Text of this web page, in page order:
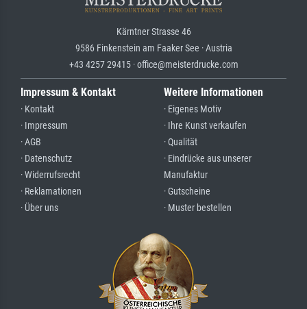
Kärntner Strasse 46
9586 Finkenstein am Faaker See · Austria
+43 4257 29415 · office@meisterdrucke.com
Impressum & Kontakt
· Kontakt
· Impressum
· AGB
· Datenschutz
· Widerrufsrecht
· Reklamationen
· Über uns
Weitere Informationen
· Eigenes Motiv
· Ihre Kunst verkaufen
· Qualität
· Eindrücke aus unserer
Manufaktur
· Gutscheine
· Muster bestellen